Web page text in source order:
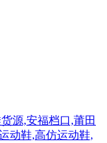
源,安福档口,莆田
动鞋,高仿运动鞋,